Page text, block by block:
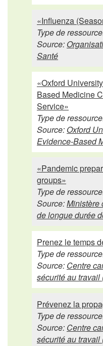
«Influenza
Type de
Source:
Santé
«Oxford
Based Medicine
Service»
Type de
Source: Oxford
Evidence-Based
«Pandemic
groups»
Type de
Source:Ministère
de longue durée
Prenez le temps
Type de
Source: Centre
sécurité au travail
Prévenez la
Type de
Source: Centre
sécurité au travail